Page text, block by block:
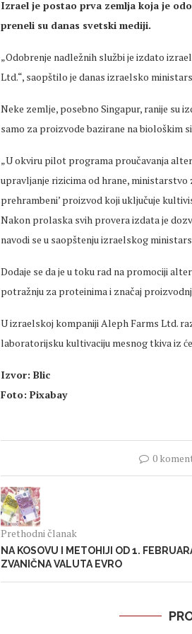
Izrael je postao prva zemlja koja je
preneli su danas svetski mediji.
„Odobrenje nadležnih službi je izdato
Ltd.“, saopštilo je danas izraelsko
Neke zemlje, posebno Singapur, ranije su
samo za proizvode bazirane na biološkim
„U okviru pilot programa proučavanja
upravljanje rizicima od hrane,
prehrambeni’ proizvod koji uključuje
Nakon prolaska svih provera izdata je
navodi se u saopštenju izraelskog
Dodaje se da je u toku rad na promociji
potražnju za proteinima i značaj
U izraelskoj kompaniji Aleph Farms Ltd.
laboratorijsku kultivaciju mesnog tkiva iz
Izvor: Blic
Foto: Pixabay
0
Prethodni članak
NA KOSOVU I METOHIJI OD 1.
ZVANIČNA VALUTA EVRO